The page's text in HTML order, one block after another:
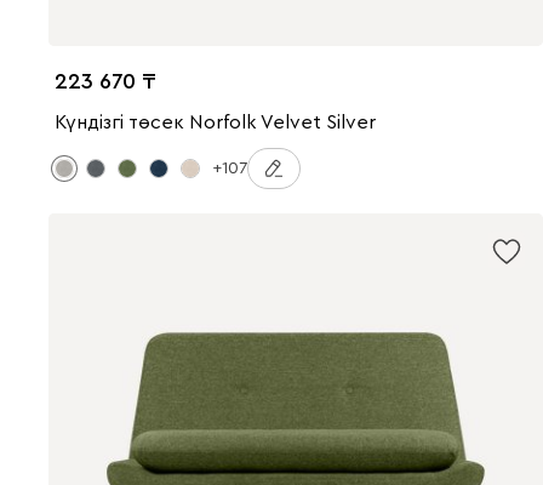
223 670
Күндізгі төсек Norfolk Velvet Silver
+107